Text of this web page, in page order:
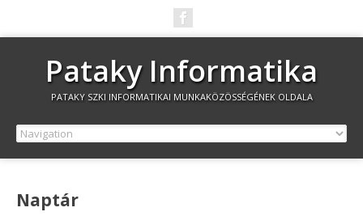
Pataky Informatika
PATAKY SZKI INFORMATIKAI MUNKAKÖZÖSSÉGÉNEK OLDALA
Naptár